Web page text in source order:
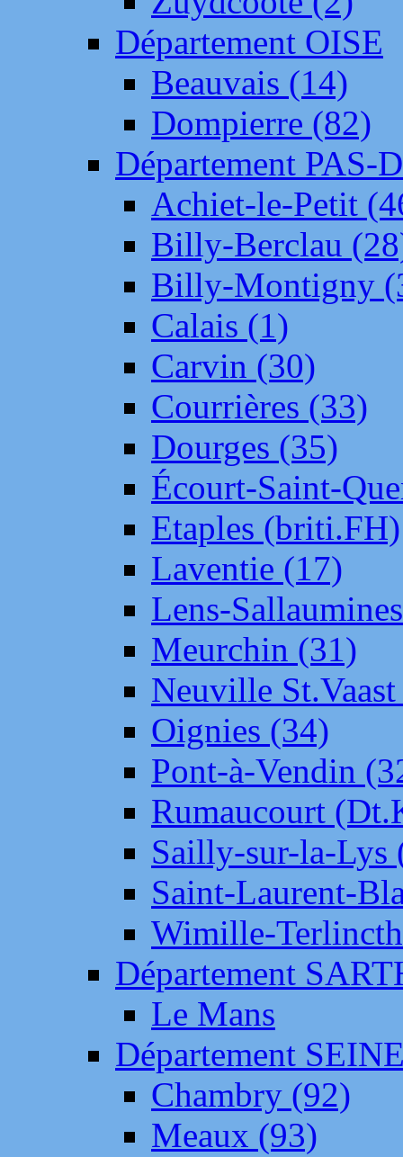
Département OISE
Beauvais (14)
Dompierre (82)
Département PAS-
Achiet-le-Petit
Billy-Berclau
Billy-Montigny
Calais (1)
Carvin (30)
Courrières (33)
Dourges (35)
Écourt-Saint-
Etaples (briti.FH)
Laventie (17)
Lens-
Meurchin (31)
Neuville
Oignies (34)
Pont-à-Vendin
Rumaucourt
Sailly-sur-la-Lys
Saint-Laurent-
Wimille-
Département
Le Mans
Département
Chambry (92)
Meaux (93)